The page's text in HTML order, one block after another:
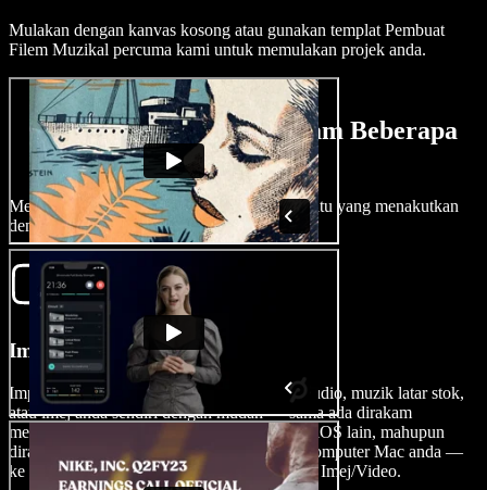
Mulakan dengan kanvas kosong atau gunakan templat Pembuat
Filem Muzikal percuma kami untuk memulakan projek anda.
Cipta Filem Muzikal Dalam Beberapa
Minit
Membuat filem muzikal kini bukan lagi sesuatu yang menakutkan
dengan Speechify Studio.
Import Filem Anda
Import muzik, klip video, kesan bunyi, fail audio, muzik latar stok,
atau imej anda sendiri dengan mudah — sama ada dirakam
menggunakan iPhone, Android, atau peranti iOS lain, mahupun
dirakam pada PC Microsoft Windows atau komputer Mac anda —
ke dalam penyunting video dengan mengetik Imej/Video.